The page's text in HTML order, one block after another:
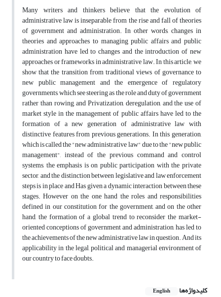
Many writers and thinkers believe that the evolution of
administrative law is inseparable from the rise and fall of theories
of government and administration. In other words, changes in
theories and approaches to managing public affairs and public
administration have led to changes and the introduction of new
approaches or frameworks in administrative law. In this article, we
show that the transition from traditional views of governance to
new public management and the emergence of regulatory
governments, which see steering as the role and duty of government
rather than rowing, and Privatization, deregulation, and the use of
market style in the management of public affairs have led to the
formation of a new generation of administrative law with
distinctive features from previous generations. In this generation,
which is called the "new administrative law" due to the "new public
management", instead of the previous command and control
systems, the emphasis is on public participation with the private
sector, and the distinction between legislative and law enforcement
steps is in place and Has given a dynamic interaction between these
stages. However on the one hand the roles and responsibilities
defined in our constitution for the government, and on the other
hand, the formation of a global trend to reconsider the market-
oriented conceptions of government and administration, has led to
the achievements of the new administrative law in question. And its
applicability in the legal, political and managerial environment of
our country to face doubts.
کلیدواژه‌ها English